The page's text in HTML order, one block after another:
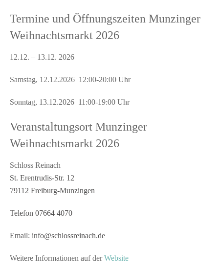
Termine und Öffnungszeiten Munzinger
Weihnachtsmarkt 2026
12.12. – 13.12. 2026
Samstag, 12.12.2026 12:00-20:00 Uhr
Sonntag, 13.12.2026 11:00-19:00 Uhr
Veranstaltungsort Munzinger
Weihnachtsmarkt 2026
Schloss Reinach
St. Erentrudis-Str. 12
79112 Freiburg-Munzingen
Telefon 07664 4070
Email: info@schlossreinach.de
Weitere Informationen auf derWebsite